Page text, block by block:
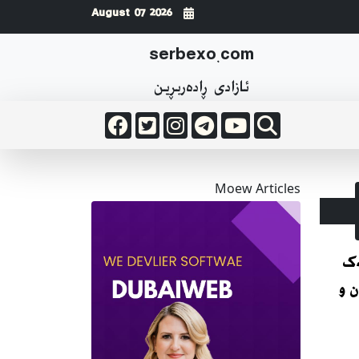
serbexo.com
ئازادی ڕاده‌ربڕین
2026 August 07
و
Moew Articles